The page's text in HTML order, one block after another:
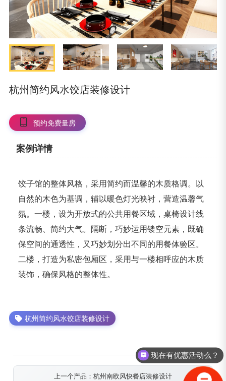
杭州简约风水饺店装修设计
预约免费量房
案例详情
饺子馆的整体风格，采用简约而温馨的木质格调。以
自然的木色为基调，辅以暖色灯光映衬，营造温馨气
氛。一楼，设为开放式的公共用餐区域，桌椅设计线
条流畅、简约大气。隔断，巧妙运用镂空元素，既确
保空间的通透性，又巧妙划分出不同的用餐体验区。
二楼，打造为私密包厢区，采用与一楼相呼应的木质
装饰，确保风格的整体性。
杭州简约风水饺店装修设计
上一个产品：杭州南欧风快餐店装修设计
可以介绍下你们的产品么？
现在有优惠活动么？